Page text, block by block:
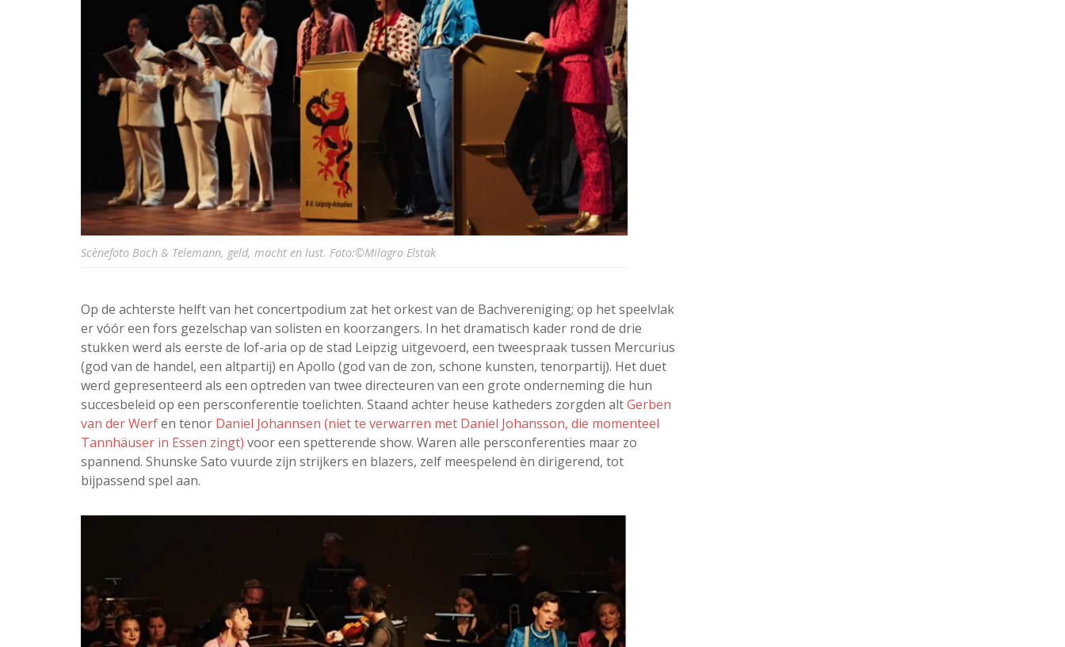
Scènefoto Bach & Telemann, geld, macht en lust. Foto:©Milagro Elstak
Op de achterste helft van het concertpodium zat het orkest van de Bachvereniging; op het speelvlak
er vóór een fors gezelschap van solisten en koorzangers. In het dramatisch kader rond de drie
stukken werd als eerste de lof-aria op de stad Leipzig uitgevoerd, een tweespraak tussen Mercurius
(god van de handel, een altpartij) en Apollo (god van de zon, schone kunsten, tenorpartij). Het duet
werd gepresenteerd als een optreden van twee directeuren van een grote onderneming die hun
succesbeleid op een persconferentie toelichten. Staand achter heuse katheders zorgden altGerben
van der Werfen tenor Daniel Johannsen (niet te verwarren met Daniel Johansson, die momenteel
Tannhäuser in Essen zingt) voor een spetterende show. Waren alle persconferenties maar zo
spannend. Shunske Sato vuurde zijn strijkers en blazers, zelf meespelend èn dirigerend, tot
bijpassend spel aan.